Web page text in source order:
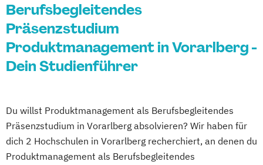
Berufsbegleitendes
Präsenzstudium
Produktmanagement in Vorarlberg -
Dein Studienführer
Du willst Produktmanagement als Berufsbegleitendes
Präsenzstudium in Vorarlberg absolvieren? Wir haben für
dich 2 Hochschulen in Vorarlberg recherchiert, an denen du
Produktmanagement als Berufsbegleitendes